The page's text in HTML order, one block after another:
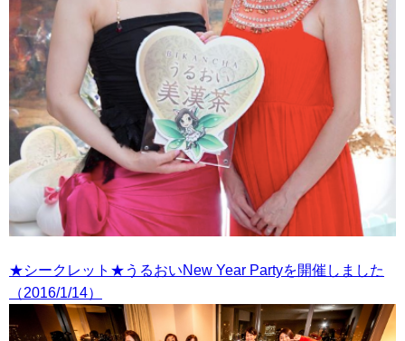
★シークレット★うるおいNew Year Partyを開催しました
（2016/1/14）